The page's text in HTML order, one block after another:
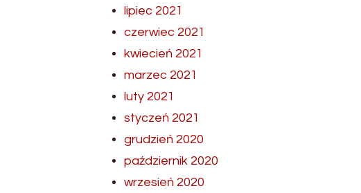
lipiec 2021
czerwiec 2021
kwiecień 2021
marzec 2021
luty 2021
styczeń 2021
grudzień 2020
październik 2020
wrzesień 2020